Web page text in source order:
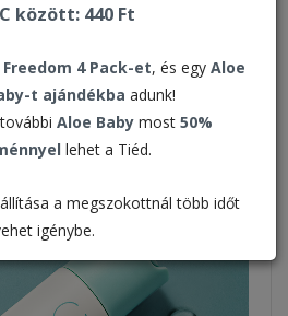
között: 440 Ft
Freedom 4 Pack-et, és egy Aloe
t ajándékba adunk!
Aloe Baby most 50%
lehet a Tiéd.
a megszokottnál több időt
igénybe.